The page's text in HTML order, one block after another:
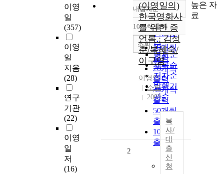
이영
일
(357)
이영
일
지음
(28)
연구
기관
(22)
이영
일
저
(16)
정확도
순
인기도
순
연도순
제목순
저자순
발행기
관순
내림차순
내림차순
10개씩 출력
10개씩
출력
20개씩
출력
30개씩
출력
50개씩
출력
100개씩
출력
조회
(이영일의)
한국영화사
를 위한 증
언록 : 김성
춘/복혜숙/
이구영
이영일
소도
2003
복
사/
대
출
신
청
2
높은 자
료